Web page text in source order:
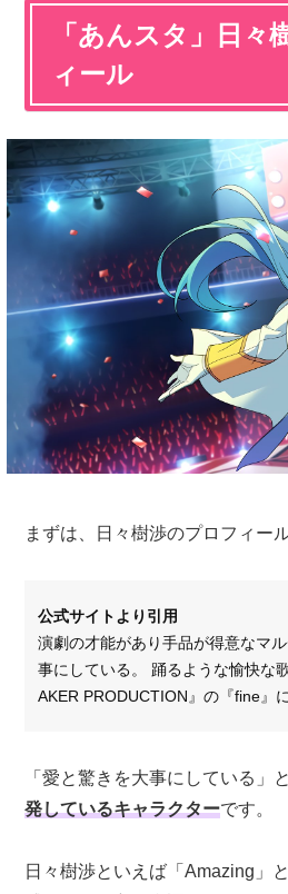
「あんスタ」日々
ィール
まずは、日々樹渉のプロフィー
公式サイトより引用
演劇の才能があり手品が得意なマ
事にしている。 踊るような愉快な
AKER PRODUCTION』の『fine』
「愛と驚きを大事にしている」
発しているキャラクターです。
日々樹渉といえば「Amazing」